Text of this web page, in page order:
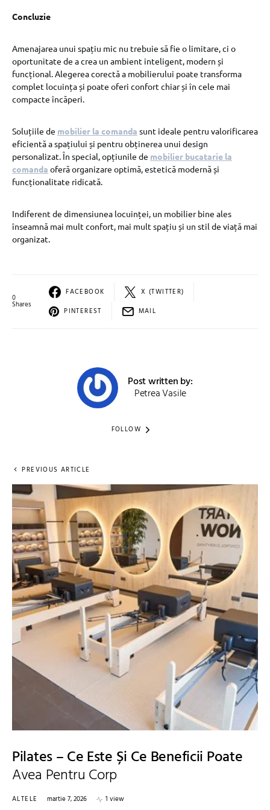
Concluzie
Amenajarea unui spațiu mic nu trebuie să fie o limitare, ci o
oportunitate de a crea un ambient inteligent, modern și
funcțional. Alegerea corectă a mobilierului poate transforma
complet locuința și poate oferi confort chiar și în cele mai
compacte încăperi.
Soluțiile de mobilier la comanda sunt ideale pentru valorificarea
eficientă a spațiului și pentru obținerea unui design
personalizat. În special, opțiunile de mobilier bucatarie la
comanda oferă organizare optimă, estetică modernă și
funcționalitate ridicată.
Indiferent de dimensiunea locuinței, un mobilier bine ales
înseamnă mai mult confort, mai mult spațiu și un stil de viață mai
organizat.
0
Shares
FACEBOOK
X (TWITTER)
PINTEREST
MAIL
Post written by:
Petrea Vasile
FOLLOW
PREVIOUS ARTICLE
Pilates – Ce Este Și Ce Beneficii Poate
Avea Pentru Corp
ALTELE martie 7, 2026 1 view